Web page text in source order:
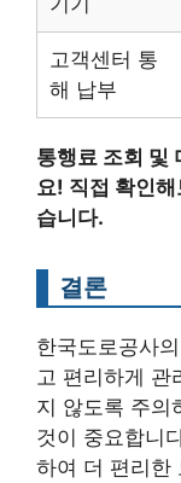
고객센터 통
해 납부
통행료 조회 및
요! 직접 확인
습니다.
결론
한국도로공사
고 편리하게 관
지 않도록 주의
것이 중요합니
하여 더 편리한